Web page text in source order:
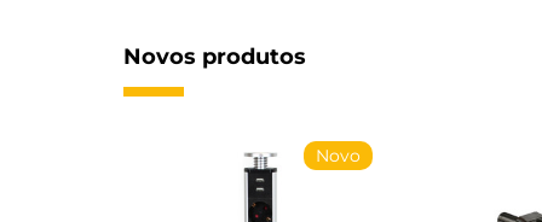
Novos produtos
Novo